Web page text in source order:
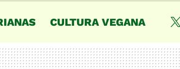
CULTURA VEGANA